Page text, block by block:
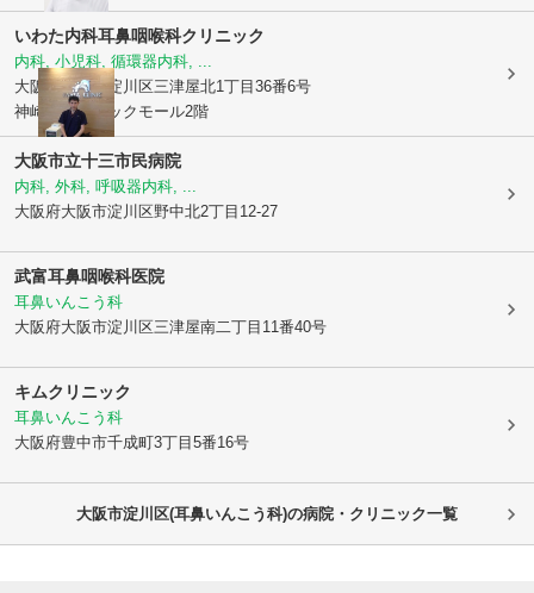
いわた内科耳鼻咽喉科クリニック
内科, 小児科, 循環器内科, ...
大阪府大阪市淀川区三津屋北1丁目36番6号
神崎川クリニックモール2階
大阪市立十三市民病院
内科, 外科, 呼吸器内科, ...
大阪府大阪市淀川区野中北2丁目12-27
武富耳鼻咽喉科医院
耳鼻いんこう科
大阪府大阪市淀川区三津屋南二丁目11番40号
キムクリニック
耳鼻いんこう科
大阪府豊中市千成町3丁目5番16号
大阪市淀川区(耳鼻いんこう科)の病院・クリニック一覧